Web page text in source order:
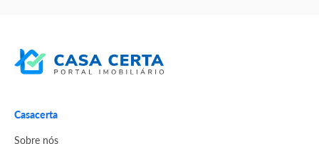
Casacerta
Sobre nós